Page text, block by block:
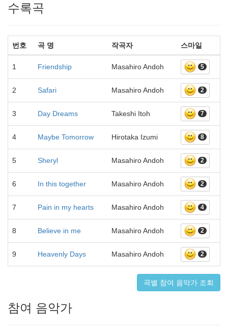
수록곡
번호 곡 명 작곡자 스마일
1 Friendship Masahiro Andoh 5
2 Safari Masahiro Andoh 2
3 Day Dreams Takeshi Itoh 7
4 Maybe Tomorrow Hirotaka Izumi 8
5 Sheryl Masahiro Andoh 2
6 In this together Masahiro Andoh 2
7 Pain in my hearts Masahiro Andoh 4
8 Believe in me Masahiro Andoh 2
9 Heavenly Days Masahiro Andoh 2
곡별 참여 음악가 조회
참여 음악가